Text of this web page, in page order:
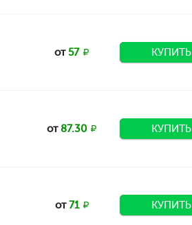
от57 КУПИТЬ
от87.30 КУПИТЬ
от71 КУПИТЬ